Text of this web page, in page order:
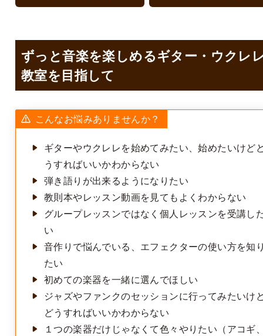
ずっと音楽を楽しめるギター・ウクレ
教室を目指して
こんなお悩みありませんか？
ギターやウクレレを始めてみたい、始めたいけど
うすればいいかわからない
弾き語りが出来るようになりたい
教則本やレッスン動画を見てもよくわからない
グループレッスンではなく個人レッスンを受講し
い
音作りで悩んでいる、エフェクターの使い方を知
たい
初めての楽器を一緒に選んでほしい
ジャズやファンクのセッションに行ってみたいけ
どうすればいいかわからない
１つの楽器だけじゃなくて色々やりたい（アコギ